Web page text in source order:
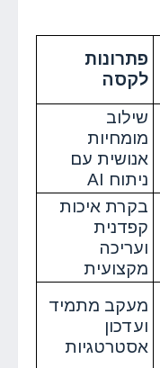
פתרונות
לקסה
שילוב
מומחיות
אנושית עם
ניתוח AI
בקרת איכות
קפדנית
ועריכה
מקצועית
מעקב מתמיד
ועדכון
אסטרטגיות